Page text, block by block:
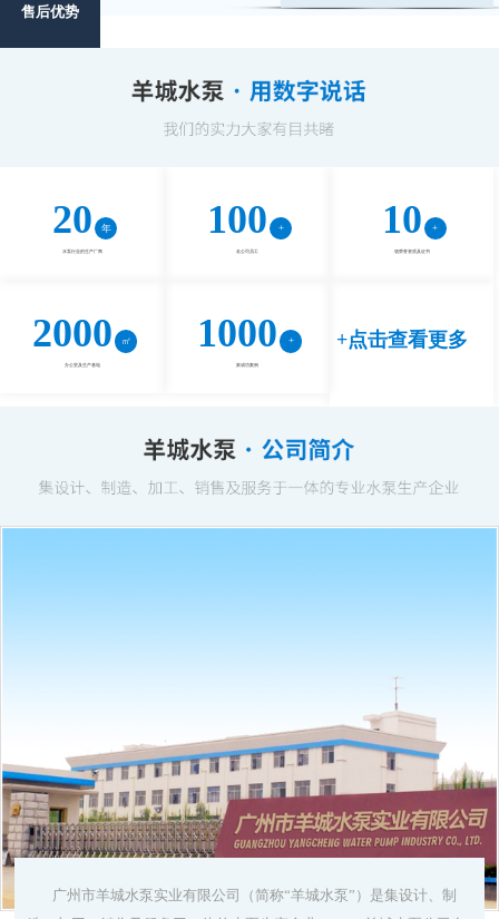
售后优势
20
水泵行业的生产厂商
100
名公司员工
10
项荣誉资质及证书
2000
办公室及生产基地
1000
家成功案例
+点击查看更多
广州市羊城水泵实业有限公司（简称“羊城水泵”）是集设计、制